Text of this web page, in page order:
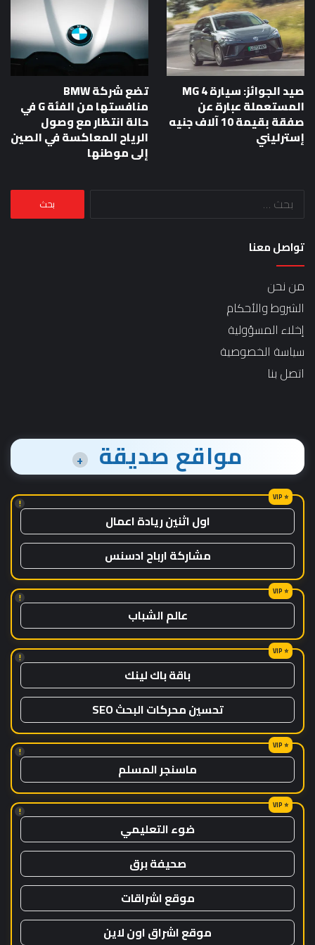
صيد الجوائز: سيارة MG 4
المستعملة عبارة عن
صفقة بقيمة 10 آلاف جنيه
إسترليني
تضع شركة BMW
منافستها من الفئة G في
حالة انتظار مع وصول
الرياح المعاكسة في الصين
إلى موطنها
البحث
تواصل معنا
من نحن
الشروط والأحكام
إخلاء المسؤولية
سياسة الخصوصية
اتصل بنا
مواقع صديقة +
!
اول اثنين ريادة اعمال
مشاركة ارباح ادسنس
!
عالم الشباب
!
باقة باك لينك
تحسين محركات البحث SEO
!
ماسنجر المسلم
!
ضوء التعليمي
صحيفة برق
موقع اشراقات
موقع اشراق اون لاين